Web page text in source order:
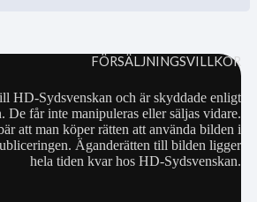
FÖRSÄLJNINGSVILLKOR
HD-Sydsvenskan och är skyddade enligt
De får inte manipuleras eller säljas vidare.
att man köper rätten att använda bilden i
Äganderätten till bilden ligger
hela tiden kvar hos HD-Sydsvenskan.